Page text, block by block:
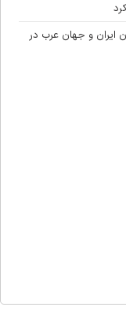
ایران و جهان عرب در